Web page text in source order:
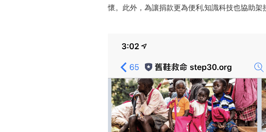
懷。此外，為讓捐款更為便利,知識科技也協助